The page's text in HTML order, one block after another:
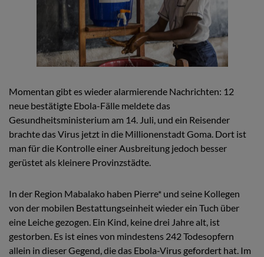
Momentan gibt es wieder alarmierende Nachrichten: 12
neue bestätigte Ebola-Fälle meldete das
Gesundheitsministerium am 14. Juli, und ein Reisender
brachte das Virus jetzt in die Millionenstadt Goma. Dort ist
man für die Kontrolle einer Ausbreitung jedoch besser
gerüstet als kleinere Provinzstädte.
In der Region Mabalako haben Pierre* und seine Kollegen
von der mobilen Bestattungseinheit wieder ein Tuch über
eine Leiche gezogen. Ein Kind, keine drei Jahre alt, ist
gestorben. Es ist eines von mindestens 242 Todesopfern
allein in dieser Gegend, die das Ebola-Virus gefordert hat. Im